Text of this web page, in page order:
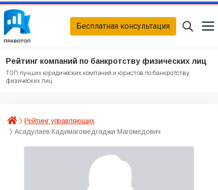
Бесплатная консультация
Рейтинг компаний по банкротству физических лиц
ТОП лучших юридических компаний и юристов по банкротству
физических лиц
Рейтинг управляющих
Асадулаев Кадимагомедгаджи Магомедович